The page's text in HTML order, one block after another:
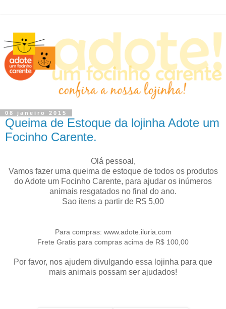
08 janeiro 2015
Queima de Estoque da lojinha Adote um
Focinho Carente.
Olá pessoal,
Vamos fazer uma queima de estoque de todos os produtos
do Adote um Focinho Carente, para ajudar os inúmeros
animais resgatados no final do ano.
Sao itens a partir de R$ 5,00
Para compras: www.adote.iluria.com
Frete Gratis para compras acima de R$ 100,00
Por favor, nos ajudem divulgando essa lojinha para que
mais animais possam ser ajudados!